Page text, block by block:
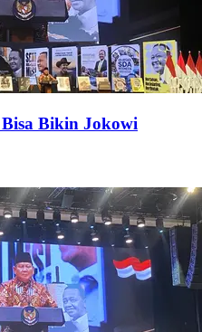
Bikin Jokowi